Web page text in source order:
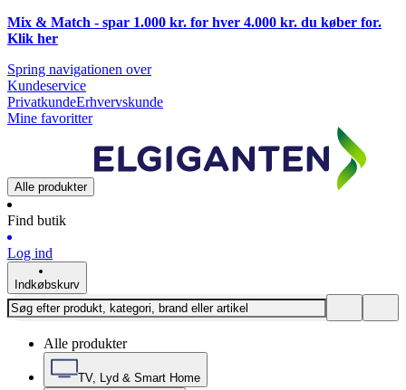
Mix & Match - spar 1.000 kr. for hver 4.000 kr. du køber for.
Klik her
Spring navigationen over
Kundeservice
PrivatkundeErhvervskunde
Mine favoritter
Alle produkter
Find butik
Log ind
Indkøbskurv
Alle produkter
TV, Lyd & Smart Home